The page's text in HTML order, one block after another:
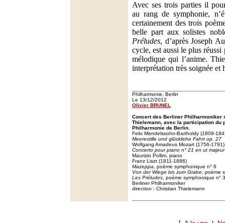
Avec ses trois parties il
au rang de symphonie,
certainement des trois
belle part aux solistes
Préludes, d’après Joseph
cycle, est aussi le plus
mélodique qui l’anime.
interprétation très soignée et
Philharmonie, Berlin
Le 13/12/2012
Olivier BRUNEL
Concert des Berliner Philharmoniker
Thielemann, avec la participation du
Philharmonie de Berlin.
Felix Mendelssohn-Bartholdy (1809-
Meerestille und glückliche Fahrt op. 27
Wolfgang Amadeus Mozart (1756-1791)
Concerto pour piano n° 21 en ut
Maurizio Pollini, piano
Franz Liszt (1811-1886)
Mazeppa , poème symphonique n° 6
Von der Wiege bis zum Grabe , poème
Les Préludes , poème symphonique n° 3
Berliner Philharmoniker
direction : Christian Thielemann